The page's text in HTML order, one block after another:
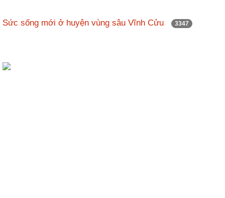
Sức sống mới ở huyện vùng sâu Vĩnh Cửu 3347